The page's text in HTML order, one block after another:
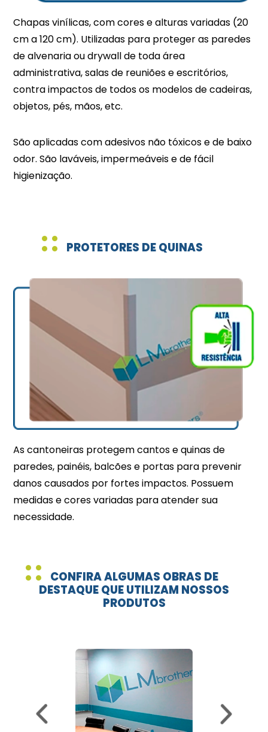
Chapas vinílicas, com cores e alturas variadas (20
cm a 120 cm). Utilizadas para proteger as paredes
de alvenaria ou drywall de toda área
administrativa, salas de reuniões e escritórios,
contra impactos de todos os modelos de cadeiras,
objetos, pés, mãos, etc.
São aplicadas com adesivos não tóxicos e de baixo
odor. São laváveis, impermeáveis e de fácil
higienização.
PROTETORES DE QUINAS
As cantoneiras protegem cantos e quinas de
paredes, painéis, balcões e portas para prevenir
danos causados por fortes impactos. Possuem
medidas e cores variadas para atender sua
necessidade.
CONFIRA ALGUMAS OBRAS DE
DESTAQUE QUE UTILIZAM NOSSOS
PRODUTOS